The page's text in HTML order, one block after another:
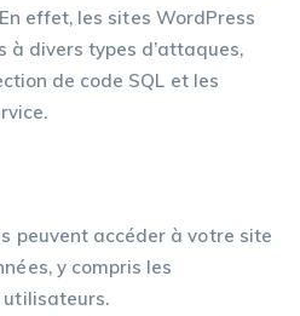
effet, les sites WordPress
à divers types d’attaques,
de code SQL et les
peuvent accéder à votre site
y compris les